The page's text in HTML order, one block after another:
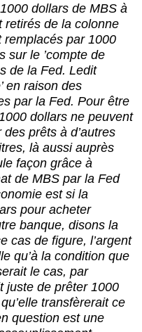
dollars de MBS à
retirés de la colonne
remplacés par 1000
sur le ’compte de
de la Fed. Ledit
en raison des
par la Fed. Pour être
dollars ne peuvent
prêts à d’autres
là aussi auprès
façon grâce à
de MBS par la Fed
est si la
pour acheter
banque, disons la
cas de figure, l’argent
qu’à la condition que
le cas, par
juste de prêter 1000
transfèrerait ce
question est une